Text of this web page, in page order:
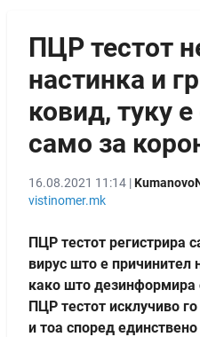
ПЦР тестот
настинка и
ковид, туку
само за
16.08.2021 11:14 |
vistinomer.mk
ПЦР тестот регистрира
вирус што е причинител
како што дезинформира
ПЦР тестот исклучиво
и тоа според